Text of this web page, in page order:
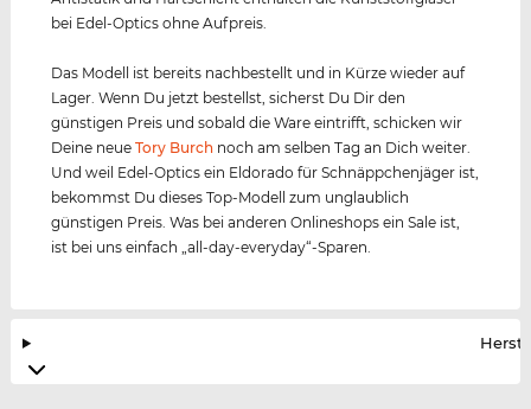
bei Edel-Optics ohne Aufpreis.
Das Modell ist bereits nachbestellt und in Kürze wieder auf
Lager. Wenn Du jetzt bestellst, sicherst Du Dir den
günstigen Preis und sobald die Ware eintrifft, schicken wir
Deine neueTory Burch noch am selben Tag an Dich weiter.
Und weil Edel-Optics ein Eldorado für Schnäppchenjäger ist,
bekommst Du dieses Top-Modell zum unglaublich
günstigen Preis. Was bei anderen Onlineshops ein Sale ist,
ist bei uns einfach „all-day-everyday“-Sparen.